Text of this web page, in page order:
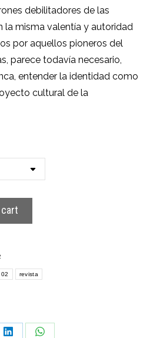
debilitadores de las
la misma valentía y autoridad
por aquellos pioneros del
parece todavía necesario,
entender la identidad como
cultural de la
revista